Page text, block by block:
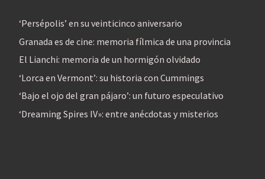
‘Persépolis’ en su veinticinco aniversario
Granada es de cine: memoria fílmica de una provincia
El Lianchi: memoria de un hormigón olvidado
‘Lorca en Vermont’: su historia con Cummings
‘Bajo el ojo del gran pájaro’: un futuro especulativo
‘Dreaming Spires IV»: entre anécdotas y misterios